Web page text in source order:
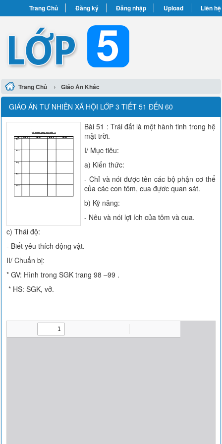
Trang Chủ Đăng ký Đăng nhập Upload Liên hệ
Trang Chủ › Giáo Án Khác
GIÁO ÁN TƯ NHIÊN XÃ HỘI LỚP 3 TIẾT 51 ĐẾN 60
Bài 51 : Trái đất là một hành tinh trong hệ
mặt trời.
I/ Mục tiêu:
a) Kiến thức:
- Chỉ và nói được tên các bộ phận cơ thể
của các con tôm, cua đựơc quan sát.
b) Kỹ năng:
- Nêu và nói lợi ích của tôm và cua.
c) Thái độ:
- Biết yêu thích động vật.
II/ Chuẩn bị:
* GV: Hình trong SGK trang 98 –99 .
* HS: SGK, vở.